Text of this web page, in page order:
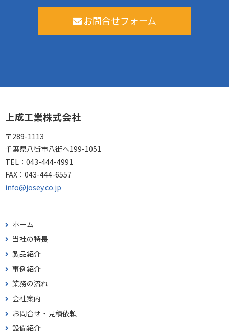
お問合せフォーム
上成工業株式会社
〒289-1113
千葉県八街市八街へ199-1051
TEL： 043-444-4991
FAX： 043-444-6557
info@josey.co.jp
ホーム
当社の特長
製品紹介
事例紹介
業務の流れ
会社案内
お問合せ・見積依頼
設備紹介